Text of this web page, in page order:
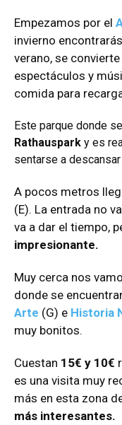
Empezamos por el
invierno
verano, se
espectáculos y
comida para
Este parque donde
Rathauspark y es
sentarse a
A pocos metros
(E). La entrada no
va a dar el tiempo,
impresionante.
Muy cerca nos
donde se
Arte (G) e Historia
muy bonitos.
Cuestan 15€ y 10€
es una visita muy
más en esta zona
más interesantes.